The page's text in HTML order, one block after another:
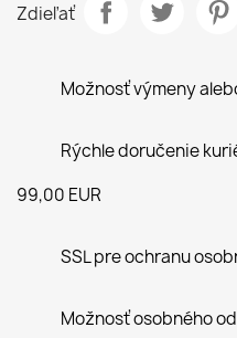
Zdieľať
Možnosť výmeny
Rýchle doručenie
99,00 EUR
SSL pre ochranu
Možnosť osobného